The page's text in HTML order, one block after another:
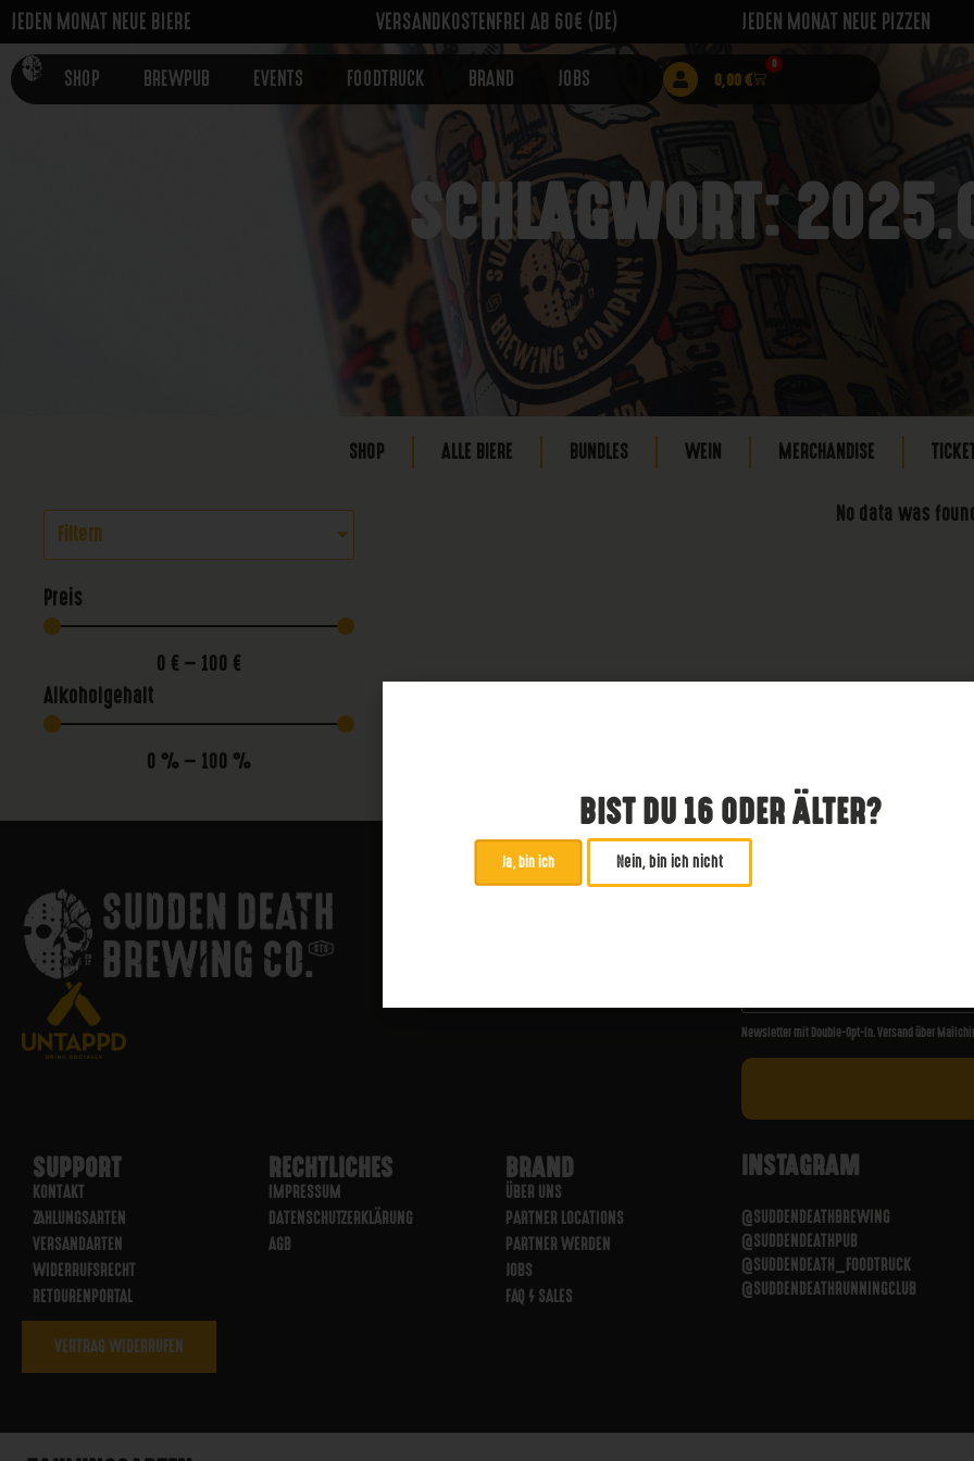
JEDEN MONAT NEUE BIERE VERSANDKOSTENFREI AB 60€ (DE) JEDEN MONAT NEUE PIZZEN
SHOP BREWPUB EVENTS FOODTRUCK BRAND JOBS 0,00€
0
SCHLAGWORT:
SHOP ALLE BIERE BUNDLES WEIN MERCHANDISE
Filtern
Preis
0 € — 100 €
Alkoholgehalt
0 % — 100 %
No data was found
ABONNIERE UNSEREN
Newsletter mit Double-Opt-In. Versand über
SUPPORT
KONTAKT
ZAHLUNGSARTEN
VERSANDARTEN
WIDERRUFSRECHT
RETOURENPORTAL
RECHTLICHES
IMPRESSUM
DATENSCHUTZERKLÄRUNG
AGB
BRAND
ÜBER UNS
PARTNER LOCATIONS
PARTNER WERDEN
JOBS
FAQ / SALES
INSTAGRAM
@SUDDENDEATHBREWING
@SUDDENDEATHPUB
@SUDDENDEATH_FOODTRUCK
@SUDDENDEATHRUNNINGCLUB
VERTRAG WIDERRUFEN
BIST DU 16 ODER ÄLTER?
Ja, bin ich Nein, bin ich nicht